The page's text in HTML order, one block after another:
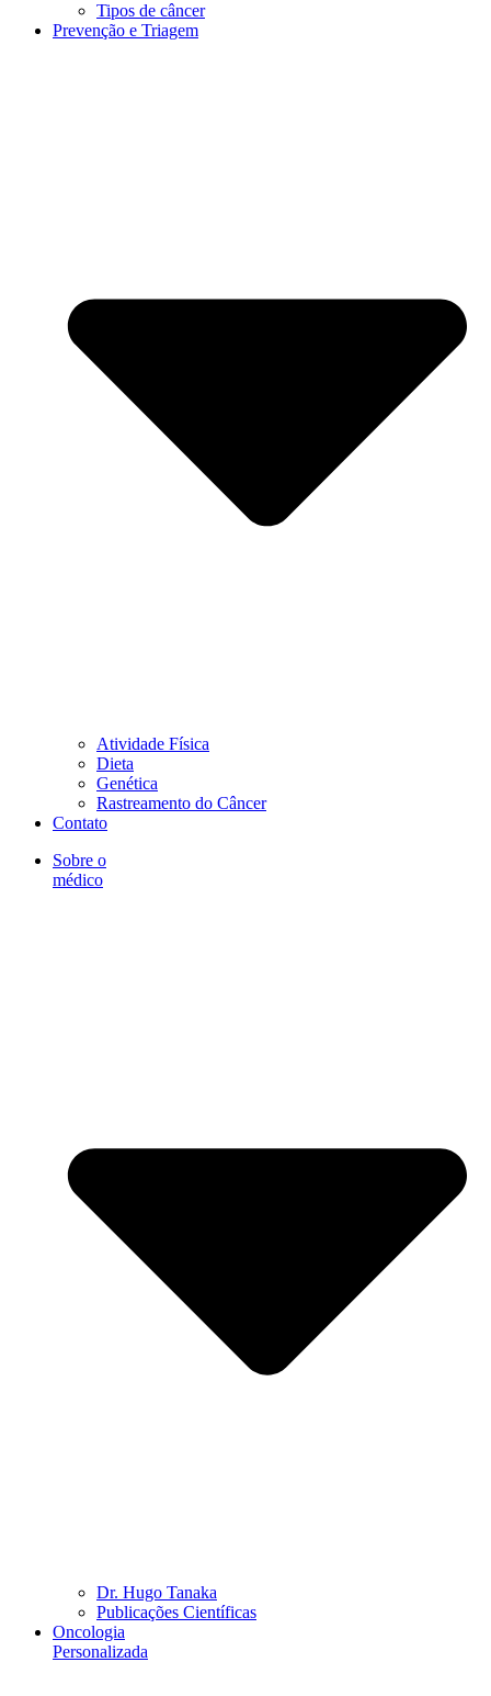
Tipos de câncer
Prevenção e Triagem
Atividade Física
Dieta
Genética
Rastreamento do Câncer
Contato
Sobre o
médico
Dr. Hugo Tanaka
Publicações Científicas
Oncologia
Personalizada